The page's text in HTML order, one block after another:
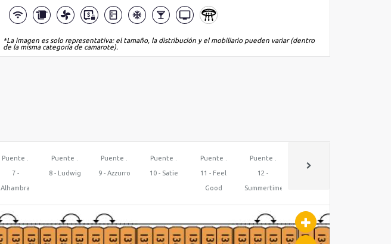
*La imagen es solo representativa: el tamaño, la distribución y el mobiliario pueden variar (dentro
de la misma categoría de camarote).
Puente .
7 -
Alhambra
Puente .
8 - Ludwig
Puente .
9 - Azzurro
Puente .
10 - Satie
Puente .
11 - Feel
Good
Puente .
12 -
Summertime